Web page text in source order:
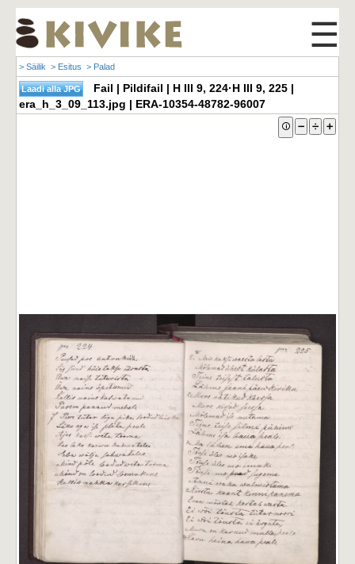
☰
> Säilik > Esitus > Palad
Fail | Pildifail | H III 9, 224·H III 9, 225 |
era_h_3_09_113.jpg | ERA-10354-48782-96007